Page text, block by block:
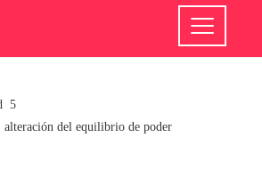
del equilibrio de poder